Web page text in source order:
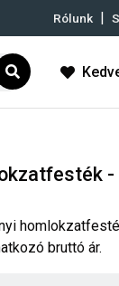
Rólunk |
-
bruttó ár.